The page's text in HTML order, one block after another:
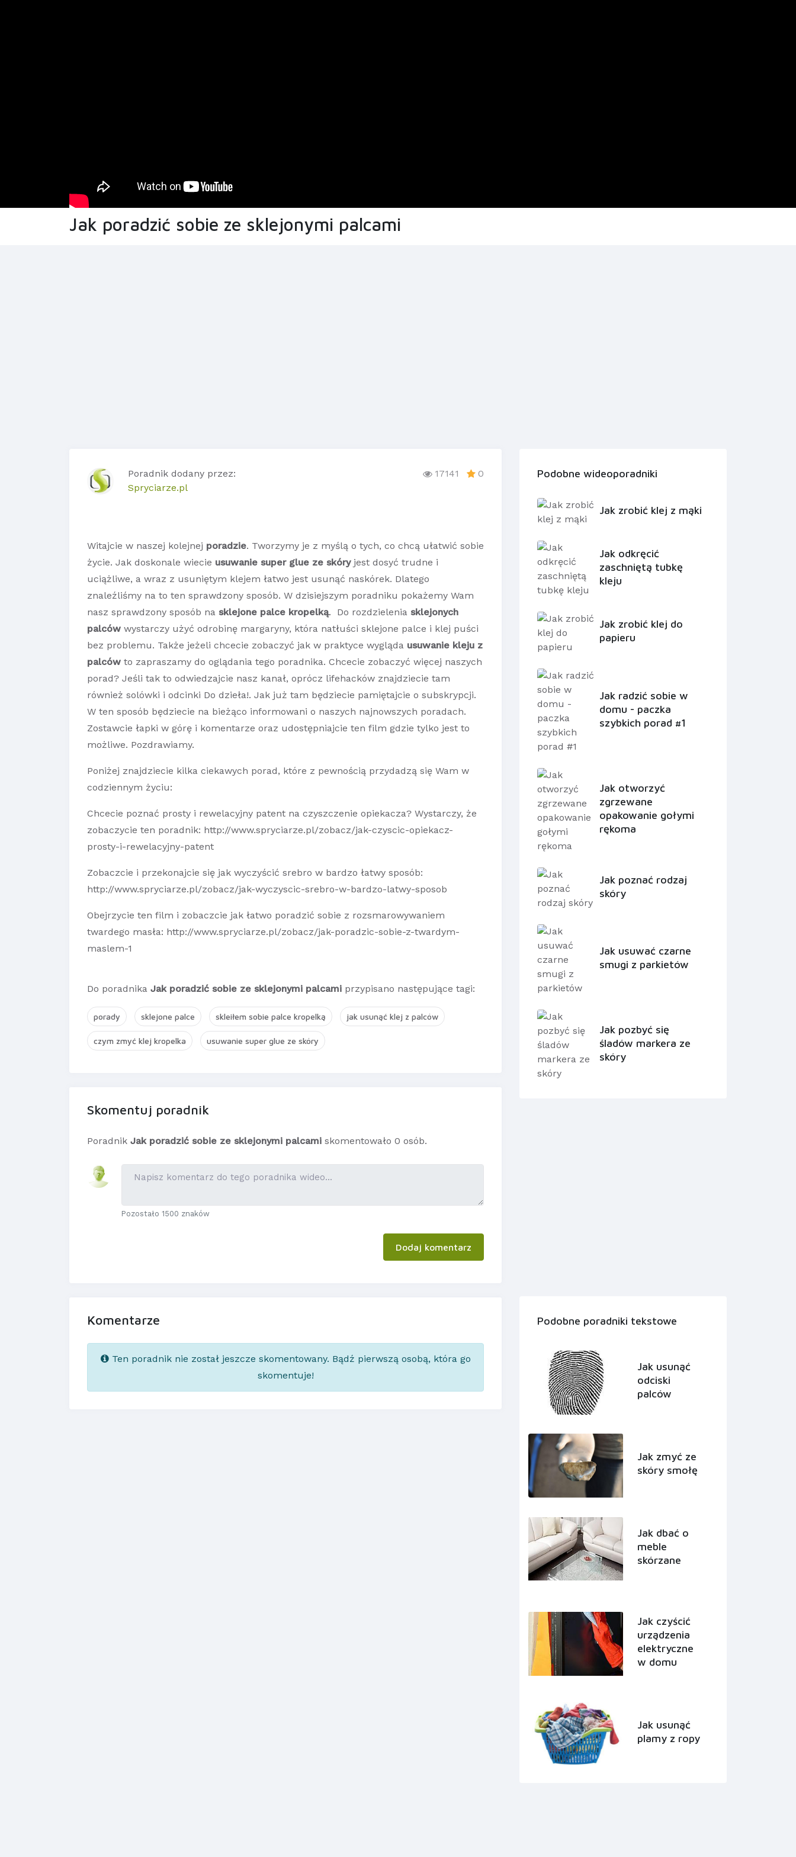
Jak poradzić sobie ze sklejonymi palcami
Poradnik dodany przez:
Spryciarze.pl
17141 0
Witajcie w naszej kolejnej poradzie. Tworzymy je z myślą o tych, co chcą ułatwić sobie
życie. Jak doskonale wiecie usuwanie super glue ze skóryjest dosyć trudne i
uciążliwe, a wraz z usuniętym klejem łatwo jest usunąć naskórek. Dlatego
znaleźliśmy na to ten sprawdzony sposób. W dzisiejszym poradniku pokażemy Wam
nasz sprawdzony sposób na sklejone palce kropelką. Do rozdzielenia sklejonych
palców wystarczy użyć odrobinę margaryny, która natłuści sklejone palce i klej puści
bez problemu. Także jeżeli chcecie zobaczyć jak w praktyce wygląda usuwanie kleju z
palców to zapraszamy do oglądania tego poradnika. Chcecie zobaczyć więcej naszych
porad? Jeśli tak to odwiedzajcie nasz kanał, oprócz lifehacków znajdziecie tam
również solówki i odcinki Do dzieła!. Jak już tam będziecie pamiętajcie o subskrypcji.
W ten sposób będziecie na bieżąco informowani o naszych najnowszych poradach.
Zostawcie łapki w górę i komentarze oraz udostępniajcie ten film gdzie tylko jest to
możliwe. Pozdrawiamy.
Poniżej znajdziecie kilka ciekawych porad, które z pewnością przydadzą się Wam w
codziennym życiu:
Chcecie poznać prosty i rewelacyjny patent na czyszczenie opiekacza? Wystarczy, że
zobaczycie ten poradnik: http://www.spryciarze.pl/zobacz/jak-czyscic-opiekacz-
prosty-i-rewelacyjny-patent
Zobaczcie i przekonajcie się jak wyczyścić srebro w bardzo łatwy sposób:
http://www.spryciarze.pl/zobacz/jak-wyczyscic-srebro-w-bardzo-latwy-sposob
Obejrzycie ten film i zobaczcie jak łatwo poradzić sobie z rozsmarowywaniem
twardego masła: http://www.spryciarze.pl/zobacz/jak-poradzic-sobie-z-twardym-
maslem-1
Do poradnika Jak poradzić sobie ze sklejonymi palcami przypisano następujące tagi:
porady sklejone palce skleiłem sobie palce kropelką jak usunąć klej z palców
czym zmyć klej kropelka usuwanie super glue ze skóry
Skomentuj poradnik
Poradnik Jak poradzić sobie ze sklejonymi palcami skomentowało 0 osób.
Pozostało 1500 znaków
Dodaj komentarz
Komentarze
Ten poradnik nie został jeszcze skomentowany. Bądź pierwszą osobą, która go
skomentuje!
Podobne wideoporadniki
Jak zrobić klej z mąki
Jak odkręcić
zaschniętą tubkę
kleju
Jak zrobić klej do
papieru
Jak radzić sobie w
domu - paczka
szybkich porad #1
Jak otworzyć
zgrzewane
opakowanie gołymi
rękoma
Jak poznać rodzaj
skóry
Jak usuwać czarne
smugi z parkietów
Jak pozbyć się
śladów markera ze
skóry
Podobne poradniki tekstowe
Jak usunąć
odciski
palców
Jak zmyć ze
skóry smołę
Jak dbać o
meble
skórzane
Jak czyścić
urządzenia
elektryczne
w domu
Jak usunąć
plamy z ropy